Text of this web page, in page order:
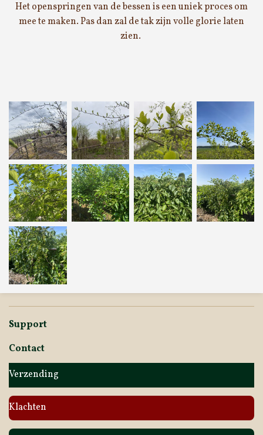
Het openspringen van de bessen is een uniek proces om
mee te maken. Pas dan zal de tak zijn volle glorie laten
zien.
Support
Contact
Verzending
Klachten